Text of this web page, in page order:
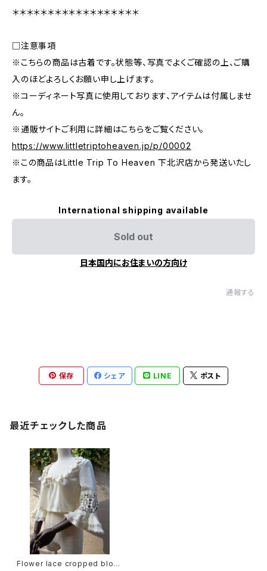
＊＊＊＊＊＊＊＊＊＊＊＊＊＊＊＊＊＊
□注意事項
※こちらの商品は古着です。状態等、写真でよくご確認の上、ご購
入のほどよろしくお願い申し上げます。
※コーディネート写真に使用しております、アイテムは付属しませ
ん。
※通販サイトご利用に詳細はこちらをご覧ください。
https://www.littletriptoheaven.jp/p/00002
※この商品はLittle Trip To Heaven 下北沢店から発送いたし
ます。
International shipping available
Sold out
日本国内にお住まいの方向け
通報する
保存 シェア LINE ポスト
最近チェックした商品
Flower lace cropped blous